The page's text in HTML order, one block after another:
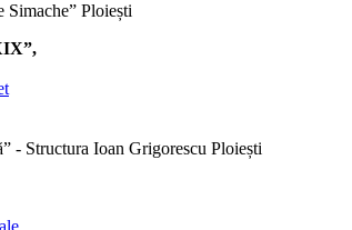
Simache” Ploiești
- Structura Ioan Grigorescu Ploiești